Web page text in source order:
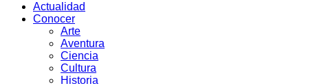
Actualidad
Conocer
Arte
Aventura
Ciencia
Cultura
Historia